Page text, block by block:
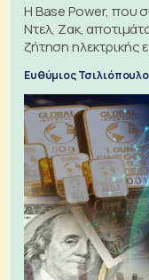
Η Base Power, που
Ντελ, Ζακ,
ζήτηση ηλεκτρικής
Ευθύμιος